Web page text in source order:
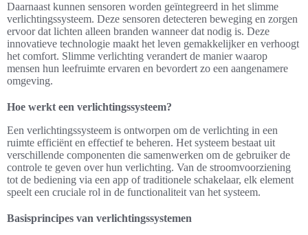
Daarnaast kunnen sensoren worden geïntegreerd in het slimme
verlichtingssysteem. Deze sensoren detecteren beweging en zorgen
ervoor dat lichten alleen branden wanneer dat nodig is. Deze
innovatieve technologie maakt het leven gemakkelijker en verhoogt
het comfort. Slimme verlichting verandert de manier waarop
mensen hun leefruimte ervaren en bevordert zo een aangenamere
omgeving.
Hoe werkt een verlichtingssysteem?
Een verlichtingssysteem is ontworpen om de verlichting in een
ruimte efficiënt en effectief te beheren. Het systeem bestaat uit
verschillende componenten die samenwerken om de gebruiker de
controle te geven over hun verlichting. Van de stroomvoorziening
tot de bediening via een app of traditionele schakelaar, elk element
speelt een cruciale rol in de functionaliteit van het systeem.
Basisprincipes van verlichtingssystemen